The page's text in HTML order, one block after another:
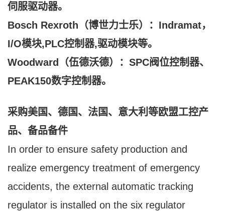
伺服驱动器。
Bosch Rexroth（博世力士乐）：Indramat，
I/O模块,PLC控制器,驱动模块等。
Woodward（伍德沃德）：SPC阀位控制器、
PEAK150数字控制器。
采购美国、德国、法国、意大利等欧盟工控产
品、备品备件
In order to ensure safety production and
realize emergency treatment of emergency
accidents, the external automatic tracking
regulator is installed on the six regulator